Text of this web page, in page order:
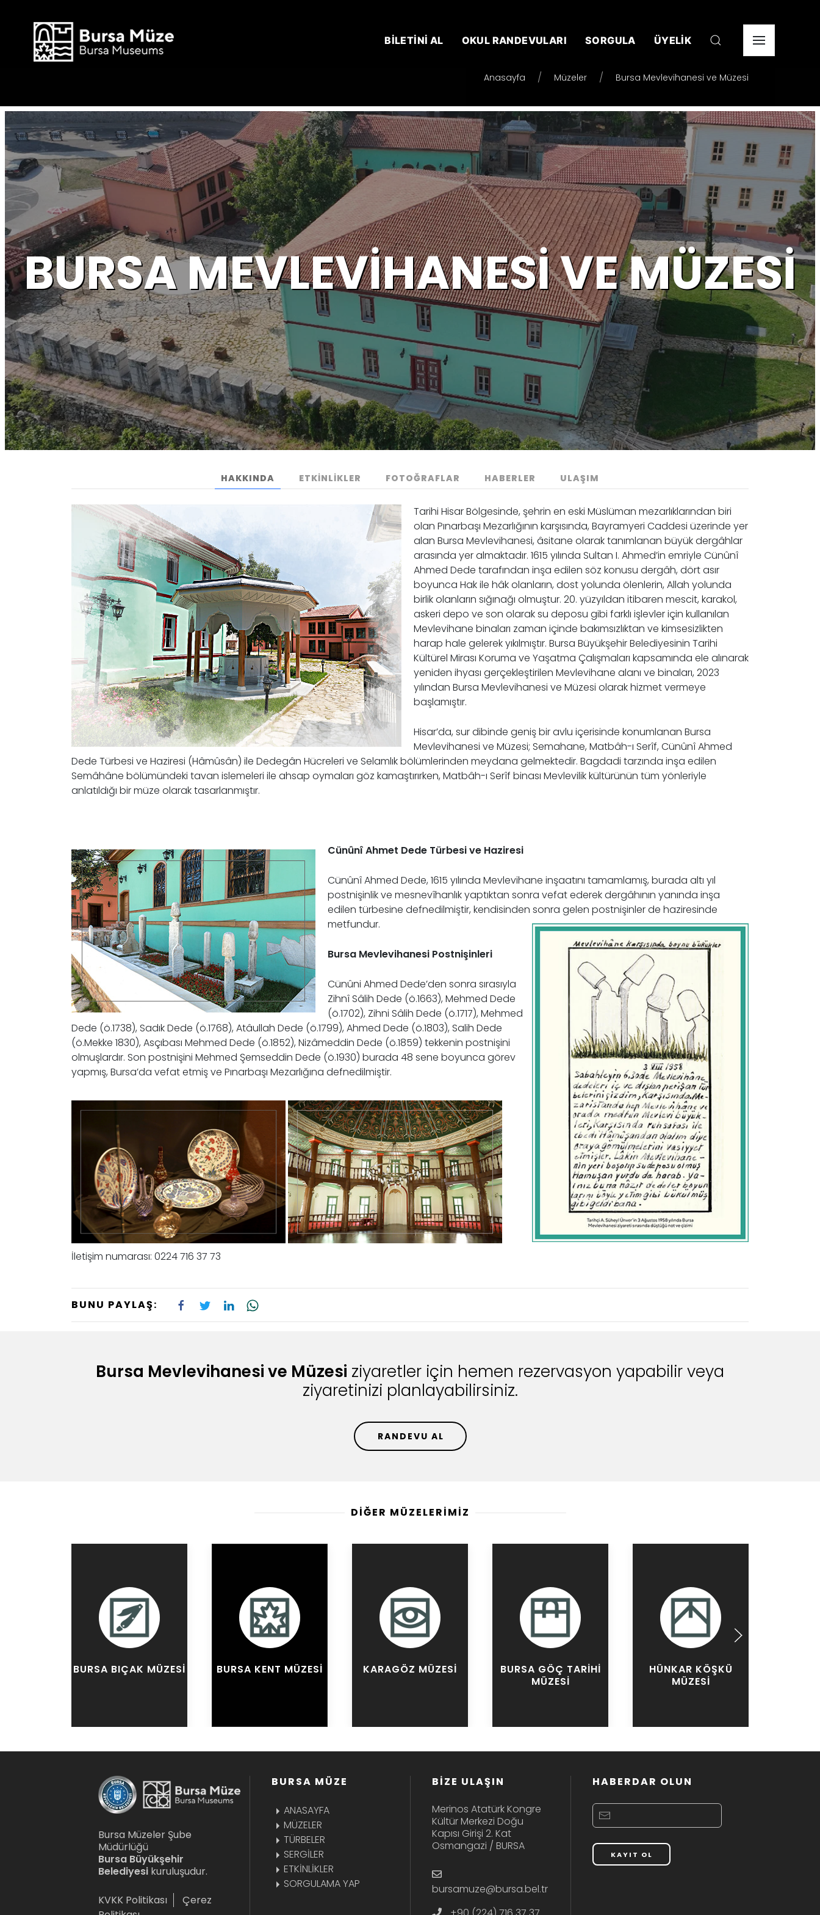
BİLETİNİ AL OKUL RANDEVULARI SORGULA ÜYELİK
Anasayfa Müzeler Bursa Mevlevihanesi ve Müzesi
BURSA MEVLEVIHANESI VE MÜZESI
HAKKINDA ETKİNLİKLER FOTOĞRAFLAR HABERLER ULAŞIM
Tarihi Hisar Bölgesinde, şehrin en eski Müslüman mezarlıklarından biri
olan Pınarbaşı Mezarlığının karşısında, Bayramyeri Caddesi üzerinde yer
alan Bursa Mevlevihanesi, âsitane olarak tanımlanan büyük dergâhlar
arasında yer almaktadır. 1615 yılında Sultan I. Ahmed’in emriyle Cünûnî
Ahmed Dede tarafından inşa edilen söz konusu dergâh, dört asır
boyunca Hak ile hâk olanların, dost yolunda ölenlerin, Allah yolunda
birlik olanların sığınağı olmuştur. 20. yüzyıldan itibaren mescit, karakol,
askeri depo ve son olarak su deposu gibi farklı işlevler için kullanılan
Mevlevihane binaları zaman içinde bakımsızlıktan ve kimsesizlikten
harap hale gelerek yıkılmıştır. Bursa Büyükşehir Belediyesinin Tarihi
Kültürel Mirası Koruma ve Yaşatma Çalışmaları kapsamında ele alınarak
yeniden ihyası gerçekleştirilen Mevlevihane alanı ve binaları, 2023
yılından Bursa Mevlevihanesi ve Müzesi olarak hizmet vermeye
başlamıştır.
Hisar’da, sur dibinde geniş bir avlu içerisinde konumlanan Bursa
Mevlevihanesi ve Müzesi; Semahane, Matbâh-ı Serîf, Cünûnî Ahmed
Dede Türbesi ve Haziresi (Hâmûsân) ile Dedegân Hücreleri ve Selamlık bölümlerinden meydana gelmektedir. Bagdadi tarzında inşa edilen
Semâhâne bölümündeki tavan islemeleri ile ahsap oymaları göz kamaştırırken, Matbâh-ı Serîf binası Mevlevilik kültürünün tüm yönleriyle
anlatıldığı bir müze olarak tasarlanmıştır.
Cünûnî Ahmet Dede Türbesi ve Haziresi
Cünûnî Ahmed Dede, 1615 yılında Mevlevihane inşaatını tamamlamış, burada altı yıl
postnişinlik ve mesnevîhanlık yaptıktan sonra vefat ederek dergâhının yanında inşa
edilen türbesine defnedilmiştir, kendisinden sonra gelen postnişinler de haziresinde
metfundur.
Bursa Mevlevihanesi Postnişinleri
Cünûni Ahmed Dede’den sonra sırasıyla
Zihnî Sâlih Dede (ö.1663), Mehmed Dede
(ö.1702), Zihni Sâlih Dede (ö.1717), Mehmed
Dede (ö.1738), Sadık Dede (ö.1768), Atâullah Dede (ö.1799), Ahmed Dede (ö.1803), Salih Dede
(ö.Mekke 1830), Asçıbası Mehmed Dede (ö.1852), Nizâmeddin Dede (ö.1859) tekkenin postnişini
olmuşlardır. Son postnişini Mehmed Şemseddin Dede (ö.1930) burada 48 sene boyunca görev
yapmış, Bursa’da vefat etmiş ve Pınarbaşı Mezarlığına defnedilmiştir.
İletişim numarası: 0224 716 37 73
BUNU PAYLAŞ:
Bursa Mevlevihanesi ve Müzesi ziyaretler için hemen rezervasyon yapabilir veya
ziyaretinizi planlayabilirsiniz.
RANDEVU AL
DİĞER MÜZELERİMİZ
BURSA BIÇAK MÜZESI BURSA KENT MÜZESI KARAGÖZ MÜZESI
BURSA GÖÇ TARIHI
MÜZESI
HÜNKAR KÖŞKÜ
MÜZESI
Bursa Müzeler Şube
Müdürlüğü
Bursa Büyükşehir
Belediyesi kuruluşudur.
KVKK Politikası
Çerez
BURSA MÜZE
ANASAYFA
MÜZELER
TÜRBELER
SERGİLER
ETKİNLİKLER
SORGULAMA YAP
BİZE ULAŞIN
Merinos Atatürk Kongre
Kültür Merkezi Doğu
Kapısı Girişi 2. Kat
Osmangazi / BURSA
bursamuze@bursa.bel.tr
HABERDAR OLUN
KAYIT OL